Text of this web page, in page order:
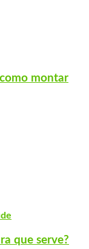
montar
que serve?